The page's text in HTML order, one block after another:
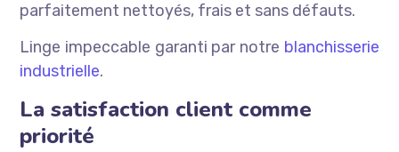
parfaitement nettoyés, frais et sans défauts.
Linge impeccable garanti par notre blanchisserie
industrielle.
La satisfaction client comme
priorité